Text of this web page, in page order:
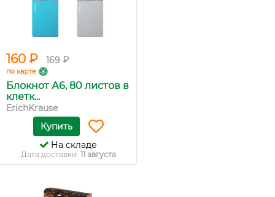
160 ₽ 169 ₽
по карте
Блокнот А6, 80 листов в
клетк...
ErichKrause
Купить
На складе
Дата доставки: 11 августа